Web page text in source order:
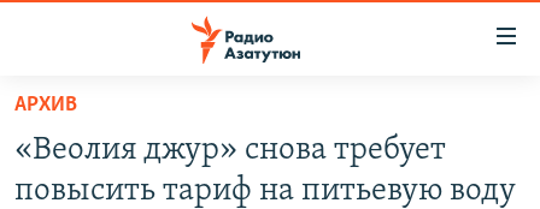
Перейти
основному
содержанию
АРХИВ
«Веолия джур» снова требует
повысить тариф на питьевую воду